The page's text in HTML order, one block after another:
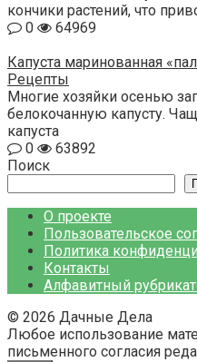
кончики растений, что
0
64969
Капуста маринованная
Рецепты
Многие хозяйки осенью
белокочанную капусту.
капуста
0
63892
Поиск
О проекте
Пользовательское
Политика
Контакты
Алфавитный
© 2026 Дачные Дела
Любое использование
письменного согласия